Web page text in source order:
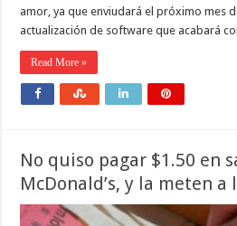
amor, ya que enviudará el próximo mes
actualización de software que acabará
Read More »
No quiso pagar $1.50 en
McDonald’s, y la meten a